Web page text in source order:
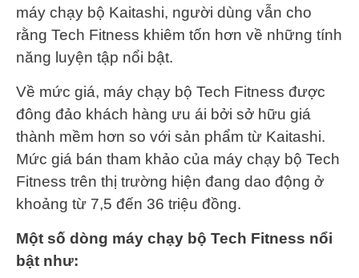
máy chạy bộ Kaitashi, người dùng vẫn cho
rằng Tech Fitness khiêm tốn hơn về những tính
năng luyện tập nổi bật.
Về mức giá, máy chạy bộ Tech Fitness được
đông đảo khách hàng ưu ái bởi sở hữu giá
thành mềm hơn so với sản phẩm từ Kaitashi.
Mức giá bán tham khảo của máy chạy bộ Tech
Fitness trên thị trường hiện đang dao động ở
khoảng từ 7,5 đến 36 triệu đồng.
Một số dòng máy chạy bộ Tech Fitness nổi
bật như: